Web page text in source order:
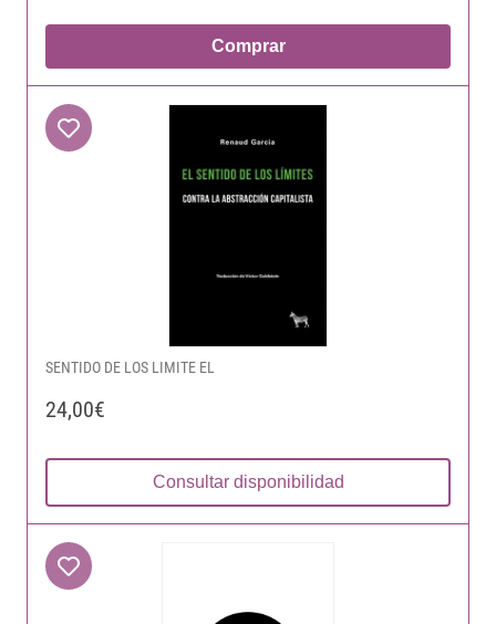
Comprar
SENTIDO DE LOS LIMITE EL
24,00€
Consultar disponibilidad